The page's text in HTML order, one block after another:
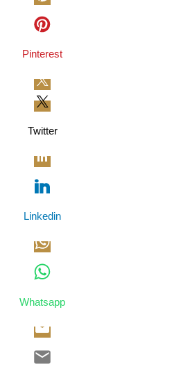
Pinterest
Twitter
Linkedin
Whatsapp